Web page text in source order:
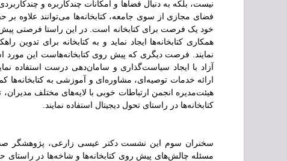
نیست، بلکه به دنبال فضاها و امکانات چندکاربره و
فضای مجازی از سوی جامعه، کتابخانه‌ها می‌توانند علاوه بر
خود یک فرصت برای کتابخانه است. در این راستا فرصتی
همکاری کتابخانه‌ها ایجاد نماید و به کتابخانه برای
نمایند. فرصت دیگری که پیش روی کتابخانه‌هاست این مورد
آزاد با ایجاد سیاست‌گذاری و سامان‌دهی درست استفاده
ارائه خدمات توصیه‌ای، مشاوره‌ای و آموزشی به کتابخانه‌ها
هیئت‌مدیره انجمن ارتباطات خوبی با لایه‌های مختلف
کتابخانه‌ها در راستای تحول دیجیتال استفاده نمایند.
سخنران سوم این نشست دکتر عیسی زارعی، پژوهشگر
مسئله چالش‌های پیش روی کتابخانه‌ها و شاخه‌ها در راستای